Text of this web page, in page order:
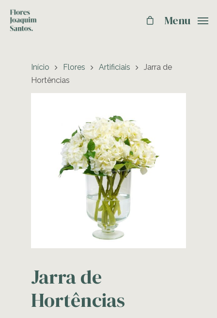
Menu
Início Flores Artificiais
Jarra de
Hortências
Jarra de
Hortências